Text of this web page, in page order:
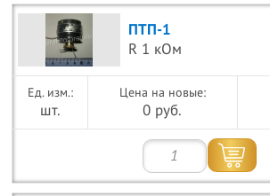
ПТП-1
R 1 кОм
шт.
Цена на новые:
0 руб.